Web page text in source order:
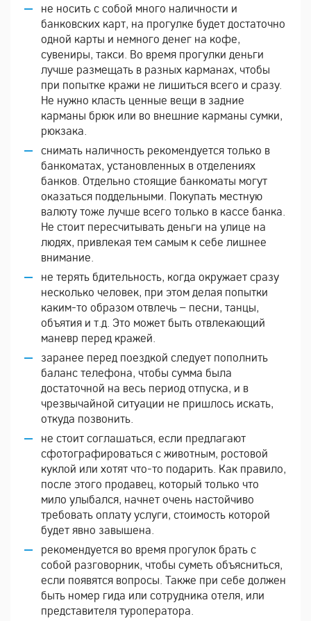
не носить с собой много наличности и
банковских карт, на прогулке будет достаточно
одной карты и немного денег на кофе,
сувениры, такси. Во время прогулки деньги
лучше размещать в разных карманах, чтобы
при попытке кражи не лишиться всего и сразу.
Не нужно класть ценные вещи в задние
карманы брюк или во внешние карманы сумки,
рюкзака.
снимать наличность рекомендуется только в
банкоматах, установленных в отделениях
банков. Отдельно стоящие банкоматы могут
оказаться поддельными. Покупать местную
валюту тоже лучше всего только в кассе банка.
Не стоит пересчитывать деньги на улице на
людях, привлекая тем самым к себе лишнее
внимание.
не терять бдительность, когда окружает сразу
несколько человек, при этом делая попытки
каким-то образом отвлечь – песни, танцы,
объятия и т.д. Это может быть отвлекающий
маневр перед кражей.
заранее перед поездкой следует пополнить
баланс телефона, чтобы сумма была
достаточной на весь период отпуска, и в
чрезвычайной ситуации не пришлось искать,
откуда позвонить.
не стоит соглашаться, если предлагают
сфотографироваться с животным, ростовой
куклой или хотят что-то подарить. Как правило,
после этого продавец, который только что
мило улыбался, начнет очень настойчиво
требовать оплату услуги, стоимость которой
будет явно завышена.
рекомендуется во время прогулок брать с
собой разговорник, чтобы суметь объясниться,
если появятся вопросы. Также при себе должен
быть номер гида или сотрудника отеля, или
представителя туроператора.